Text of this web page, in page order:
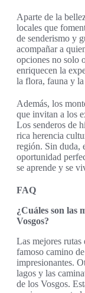
Aparte de la
locales que
de senderismo y
acompañar a
opciones no solo
enriquecen la
la flora, fauna y
Además, los
que invitan a los
Los senderos de
rica herencia
región. Sin duda,
oportunidad
se aprende y se
FAQ
¿Cuáles son las
Vosgos?
Las mejores rutas
famoso camino
impresionantes.
lagos y las
de los Vosgos.